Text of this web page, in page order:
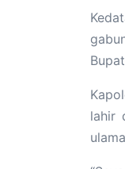
lahir